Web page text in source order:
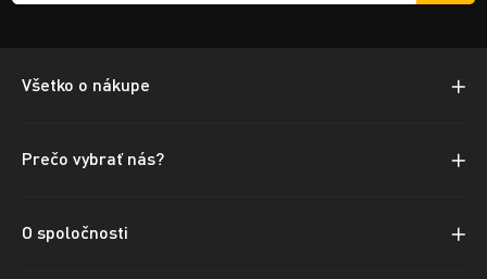
Všetko o nákupe
Prečo vybrať nás?
O spoločnosti